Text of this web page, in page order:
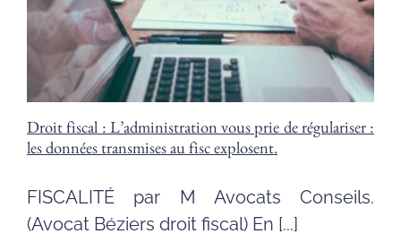
pour
les
entreprises
impactées
par
la
19.
Droit fiscal : L’administration vous prie de régulariser :
les données transmises au fisc explosent.
FISCALITÉ par M Avocats Conseils.
(Avocat Béziers droit fiscal) En [...]